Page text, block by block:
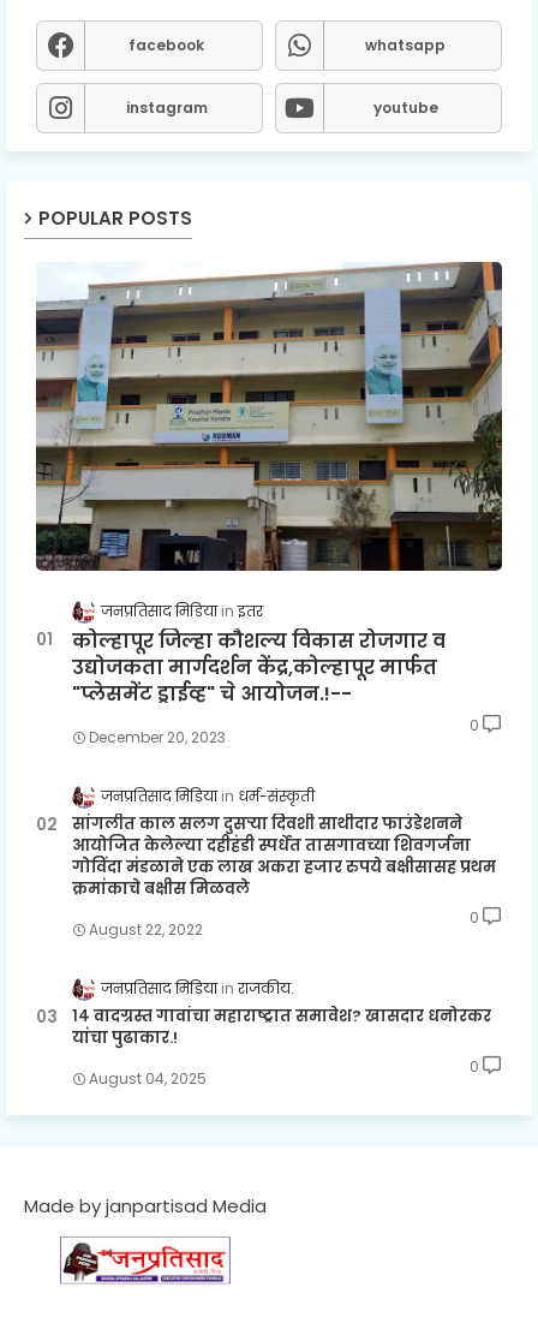
facebook whatsapp
instagram youtube
POPULAR POSTS
जनप्रतिसाद मिडिया इतर
कोल्हापूर जिल्हा कौशल्य विकास रोजगार व
उद्योजकता मार्गदर्शन केंद्र,कोल्हापूर मार्फत
"प्लेसमेंट ड्राईव्ह" चे आयोजन.!--
December 20, 2023
0
जनप्रतिसाद मिडिया धर्म-संस्कृती
सांगलीत काल सलग दुसऱ्या दिवशी साथीदार फाउंडेशनने
आयोजित केलेल्या दहीहंडी स्पर्धेत तासगावच्या शिवगर्जना
गोविंदा मंडळाने एक लाख अकरा हजार रुपये बक्षीसासह प्रथम
क्रमांकाचे बक्षीस मिळवले
August 22, 2022
0
जनप्रतिसाद मिडिया राजकीय.
१४ वादग्रस्त गावांचा महाराष्ट्रात समावेश? खासदार धनोरकर
यांचा पुढाकार.!
August 04, 2025
0
Made by janpartisad Media